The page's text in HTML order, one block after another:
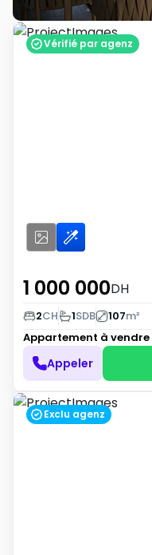
Vérifié par agenz
1 000 000DH
2CH 1SDB 107m²
Appartement à vendre
Appeler
Exclu agenz